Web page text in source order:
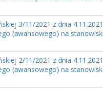
3/11/2021 z dnia
(awansowego) na
2/11/2021 z dnia
(awansowego) na